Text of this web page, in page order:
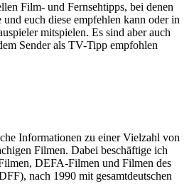
Film- und Fernsehtipps, bei denen
euch diese empfehlen kann oder in
mitspielen. Es sind aber auch
Sender als TV-Tipp empfohlen
Informationen zu einer Vielzahl von
Filmen. Dabei beschäftige ich
DEFA-Filmen und Filmen des
nach 1990 mit gesamtdeutschen